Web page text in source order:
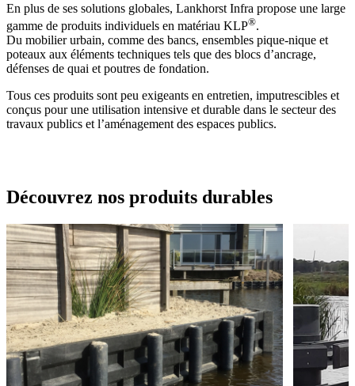
En plus de ses solutions globales, Lankhorst Infra propose une large
gamme de produits individuels en matériau KLP®.
Du mobilier urbain, comme des bancs, ensembles pique-nique et
poteaux aux éléments techniques tels que des blocs d’ancrage,
défenses de quai et poutres de fondation.
Tous ces produits sont peu exigeants en entretien, imputrescibles et
conçus pour une utilisation intensive et durable dans le secteur des
travaux publics et l’aménagement des espaces publics.
Découvrez nos produits durables